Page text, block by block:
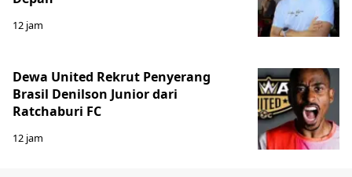
12 jam
Dewa United Rekrut Penyerang
Brasil Denilson Junior dari
Ratchaburi FC
12 jam